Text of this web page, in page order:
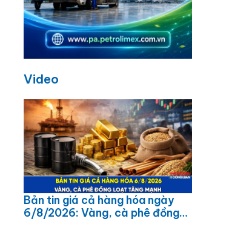
Video
Bản tin giá cả hàng hóa ngày
6/8/2026: Vàng, cà phê đồng